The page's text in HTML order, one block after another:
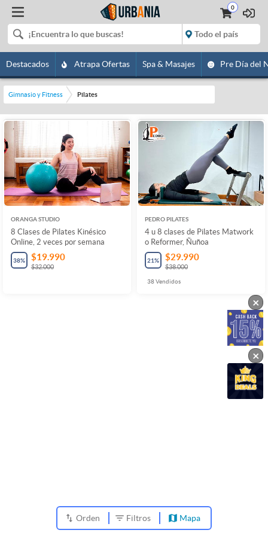
0
Destacados Atrapa Ofertas Spa & Masajes Pre Día del
Gimnasio y Fitness Pilates
ORANGA STUDIO
8 Clases de Pilates Kinésico
Online, 2 veces por semana
38% $19.990
$32.000
PEDRO PILATES
4 u 8 clases de Pilates Matwork
o Reformer, Ñuñoa
21% $29.990
$38.000
38Vendidos
Orden Filtros Mapa
×
×